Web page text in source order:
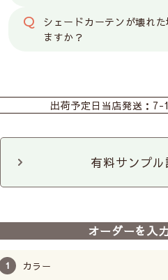
シェードカーテンが壊れ
ますか？
ダブルシェード のれん
カット生地
出荷予定日 当店発送：7-
有料サンプル
オーダーを入
カラー